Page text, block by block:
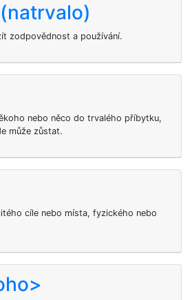
zodpovědnost a používání.
nebo něco do trvalého příbytku,
může zůstat.
cíle nebo místa, fyzického nebo